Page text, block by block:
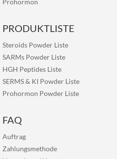
Prohormon
PRODUKTLISTE
Steroids Powder Liste
SARMs Powder Liste
HGH Peptides Liste
SERMS & KI Powder Liste
Prohormon Powder Liste
FAQ
Auftrag
Zahlungsmethode